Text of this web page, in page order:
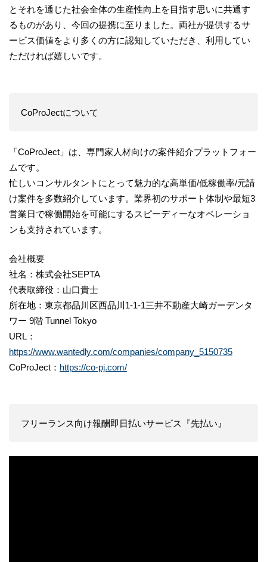
とそれを通じた社会全体の生産性向上を目指す思いに共通す
るものがあり、今回の提携に至りました。両社が提供するサ
ービス価値をより多くの方に認知していただき、利用してい
ただければ嬉しいです。
CoProJectについて
「CoProJect」は、専門家人材向けの案件紹介プラットフォー
ムです。
忙しいコンサルタントにとって魅力的な高単価/低稼働率/元請
け案件を多数紹介しています。業界初のサポート体制や最短3
営業日で稼働開始を可能にするスピーディーなオペレーショ
ンも支持されています。
会社概要
社名：株式会社SEPTA
代表取締役：山口貴士
所在地：東京都品川区西品川1-1-1三井不動産大崎ガーデンタ
ワー 9階 Tunnel Tokyo
URL：
https://www.wantedly.com/companies/company_5150735
CoProJect： https://co-pj.com/
フリーランス向け報酬即日払いサービス『先払い』